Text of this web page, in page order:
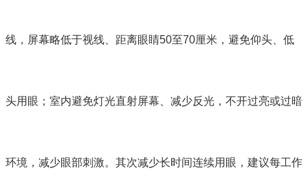
线，屏幕略低于视线、距离眼睛50至70厘米，避免仰头、低
头用眼；室内避免灯光直射屏幕、减少反光，不开过亮或过暗
环境，减少眼部刺激。其次减少长时间连续用眼，建议每工作